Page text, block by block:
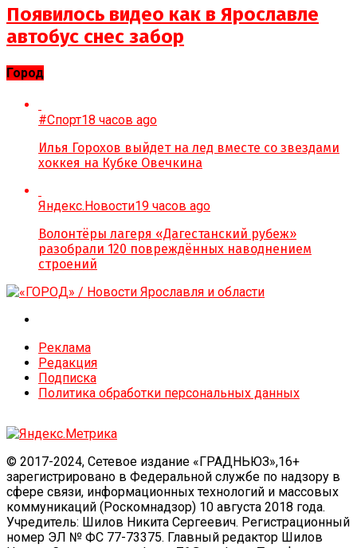
Появилось видео как в Ярославле
автобус снес забор
Город
#Спорт18 часов ago
Илья Горохов выйдет на лед вместе со звездами
хоккея на Кубке Овечкина
Яндекс.Новости19 часов ago
Волонтёры лагеря «Дагестанский рубеж»
разобрали 120 повреждённых наводнением
строений
Реклама
Редакция
Подписка
Политика обработки персональных данных
© 2017-2024, Сетевое издание «ГРАДНЬЮЗ»,16+
зарегистрировано в Федеральной службе по надзору в
сфере связи, информационных технологий и массовых
коммуникаций (Роскомнадзор) 10 августа 2018 года.
Учредитель: Шилов Никита Сергеевич. Регистрационный
номер ЭЛ № ФС 77-73375. Главный редактор Шилов